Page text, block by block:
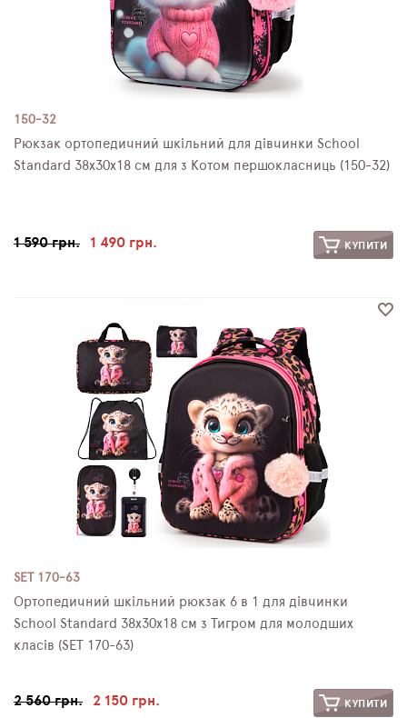
150-32
Рюкзак ортопедичний шкільний для дівчинки School
Standard 38х30х18 см для з Котом першокласниць (150-32)
1 590 грн. 1 490 грн. КУПИТИ
SET 170-63
Ортопедичний шкільний рюкзак 6 в 1 для дівчинки
School Standard 38х30х18 см з Тигром для молодших
класів (SET 170-63)
2 560 грн. 2 150 грн. КУПИТИ